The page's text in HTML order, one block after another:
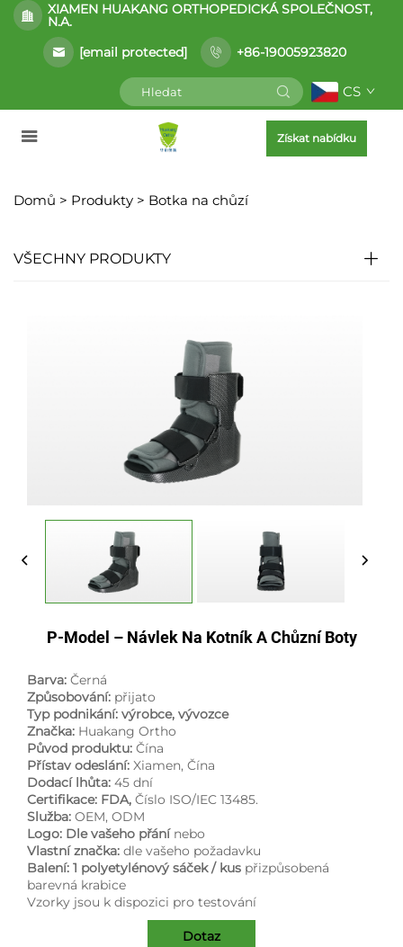
XIAMEN HUAKANG ORTHOPEDICKÁ SPOLEČNOST,
N.A.
[email protected]
+86-19005923820
CS
Získat nabídku
Domů > Produkty > Botka na chůzí
VŠECHNY PRODUKTY
P-Model – Návlek Na Kotník A Chůzní Boty
Barva: Černá
Způsobování: přijato
Typ podnikání: výrobce, vývozce
Značka: Huakang Ortho
Původ produktu: Čína
Přístav odeslání: Xiamen, Čína
Dodací lhůta: 45 dní
Certifikace: FDA, Číslo ISO/IEC 13485.
Služba: OEM, ODM
Logo: Dle vašeho přání nebo
Vlastní značka: dle vašeho požadavku
Balení: 1 polyetylénový sáček / kus přizpůsobená
barevná krabice
Vzorky jsou k dispozici pro testování
Dotaz